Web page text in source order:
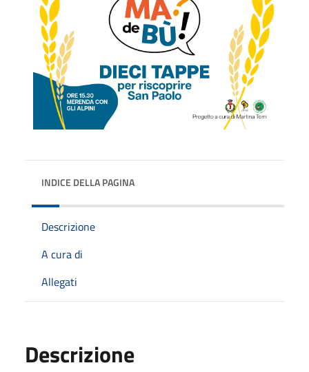
INDICE DELLA PAGINA
Descrizione
A cura di
Allegati
Descrizione